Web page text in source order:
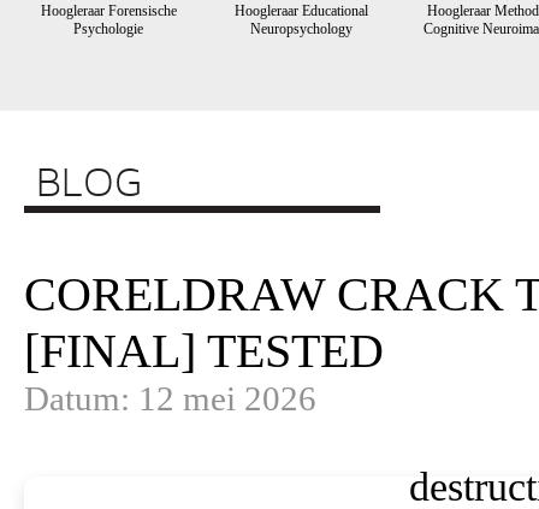
Hoogleraar Forensische
Psychologie
Hoogleraar Educational
Neuropsychology
Hoogleraar
Cognitive
BLOG
CORELDRAW CRACK
[FINAL] TESTED
Datum: 12 mei 2026